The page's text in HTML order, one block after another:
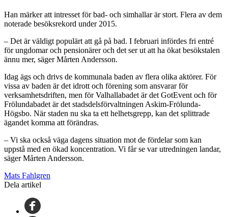
Han märker att intresset för bad- och simhallar är stort. Flera av dem
noterade besöksrekord under 2015.
– Det är väldigt populärt att gå på bad. I februari infördes fri entré
för ungdomar och pensionärer och det ser ut att ha ökat besökstalen
ännu mer, säger Mårten Andersson.
Idag ägs och drivs de kommunala baden av flera olika aktörer. För
vissa av baden är det idrott och förening som ansvarar för
verksamhetsdriften, men för Valhallabadet är det GotEvent och för
Frölundabadet är det stadsdelsförvaltningen Askim-Frölunda-
Högsbo. När staden nu ska ta ett helhetsgrepp, kan det splittrade
ägandet komma att förändras.
– Vi ska också väga dagens situation mot de fördelar som kan
uppstå med en ökad koncentration. Vi får se var utredningen landar,
säger Mårten Andersson.
Mats Fahlgren
Dela artikel